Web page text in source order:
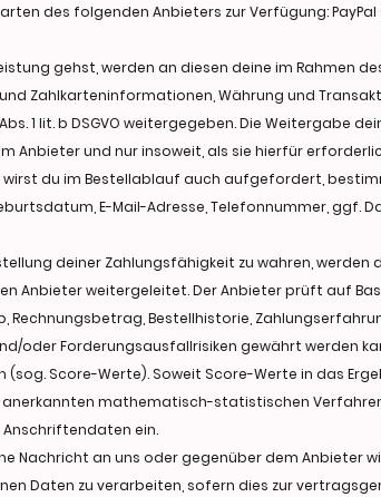
des folgenden Anbieters zur Verfügung: PayPal
gehst, werden an diesen deine im Rahmen
Zahlkarteninformationen, Währung und
1 lit. b DSGVO weitergegeben. Die Weitergabe
Anbieter und nur insoweit, als sie hierfür
wirst du im Bestellablauf auch aufgefordert,
E-Mail-Adresse, Telefonnummer, ggf.
deiner Zahlungsfähigkeit zu wahren, werden
Anbieter weitergeleitet. Der Anbieter prüft auf
Bestellhistorie,
oder Forderungsausfallrisiken gewährt werden
Score-Werte). Soweit Score-Werte in das
mathematisch-statistischen
ein.
Nachricht an uns oder gegenüber dem Anbieter
Daten zu verarbeiten, sofern dies zur